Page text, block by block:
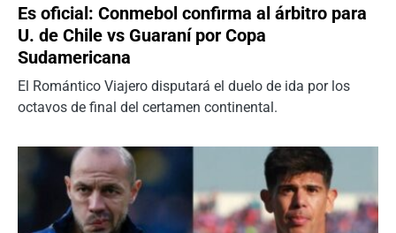
Es oficial: Conmebol confirma al árbitro para
U. de Chile vs Guaraní por Copa
Sudamericana
El Romántico Viajero disputará el duelo de ida por los
octavos de final del certamen continental.